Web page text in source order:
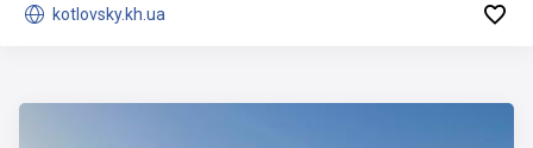
 kotlovsky.kh.ua 